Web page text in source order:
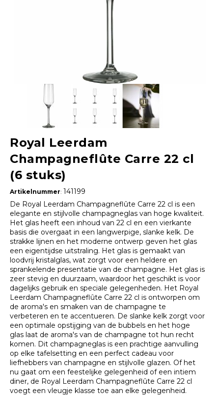
Royal Leerdam
Champagneflûte Carre 22 cl
(6 stuks)
Artikelnummer: 141199
De Royal Leerdam Champagneflûte Carre 22 cl is een
elegante en stijlvolle champagneglas van hoge kwaliteit.
Het glas heeft een inhoud van 22 cl en een vierkante
basis die overgaat in een langwerpige, slanke kelk. De
strakke lijnen en het moderne ontwerp geven het glas
een eigentijdse uitstraling. Het glas is gemaakt van
loodvrij kristalglas, wat zorgt voor een heldere en
sprankelende presentatie van de champagne. Het glas is
zeer stevig en duurzaam, waardoor het geschikt is voor
dagelijks gebruik en speciale gelegenheden. Het Royal
Leerdam Champagneflûte Carre 22 cl is ontworpen om
de aroma's en smaken van de champagne te
verbeteren en te accentueren. De slanke kelk zorgt voor
een optimale opstijging van de bubbels en het hoge
glas laat de aroma's van de champagne tot hun recht
komen. Dit champagneglas is een prachtige aanvulling
op elke tafelsetting en een perfect cadeau voor
liefhebbers van champagne en stijlvolle glazen. Of het
nu gaat om een feestelijke gelegenheid of een intiem
diner, de Royal Leerdam Champagneflûte Carre 22 cl
voegt een vleugje klasse toe aan elke gelegenheid.